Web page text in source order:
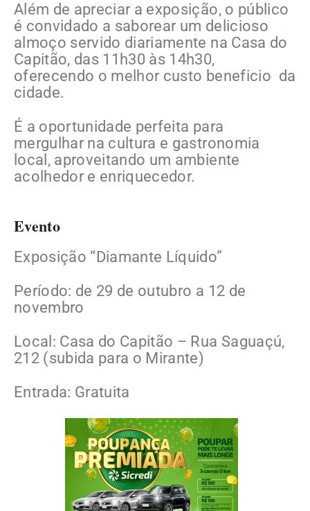
Além de apreciar a exposição, o público
é convidado a saborear um delicioso
almoço servido diariamente na Casa do
Capitão, das 11h30 às 14h30,
oferecendo o melhor custo beneficio da
cidade.
É a oportunidade perfeita para
mergulhar na cultura e gastronomia
local, aproveitando um ambiente
acolhedor e enriquecedor.
Evento
Exposição “Diamante Líquido”
Período: de 29 de outubro a 12 de
novembro
Local: Casa do Capitão – Rua Saguaçú,
212 (subida para o Mirante)
Entrada: Gratuita